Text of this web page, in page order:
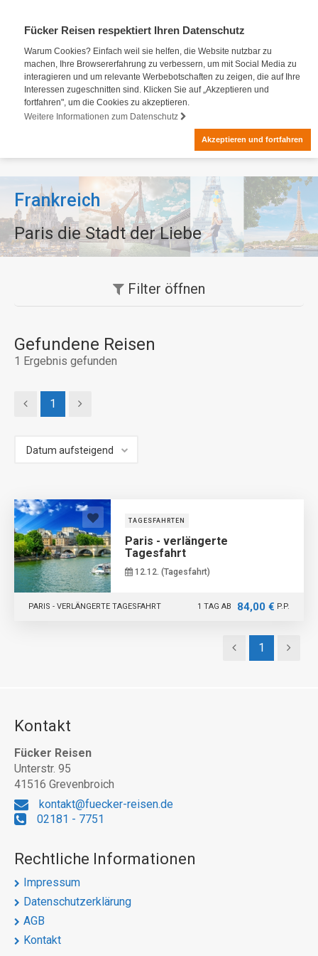
Fücker Reisen respektiert Ihren Datenschutz
Warum Cookies? Einfach weil sie helfen, die Website nutzbar zu
machen, Ihre Browsererfahrung zu verbessern, um mit Social Media zu
interagieren und um relevante Werbebotschaften zu zeigen, die auf Ihre
Interessen zugeschnitten sind. Klicken Sie auf „Akzeptieren und
fortfahren", um die Cookies zu akzeptieren.
Weitere Informationen zum Datenschutz
Akzeptieren und fortfahren
Frankreich
Paris die Stadt der Liebe
Filter öffnen
Gefundene Reisen
1 Ergebnis gefunden
1
TAGESFAHRTEN
Paris - verlängerte
Tagesfahrt
12.12. (Tagesfahrt)
1 TAG AB 84,00 € P.P.
PARIS - VERLÄNGERTE TAGESFAHRT
1
Kontakt
Fücker Reisen
Unterstr. 95
41516 Grevenbroich
kontakt@fuecker-reisen.de
02181 - 7751
Rechtliche Informationen
Impressum
Datenschutzerklärung
AGB
Kontakt